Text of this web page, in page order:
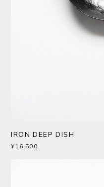
IRON DEEP DISH
¥16,500